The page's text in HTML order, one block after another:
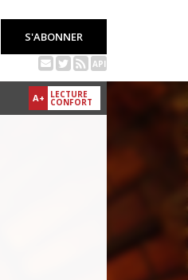
S'ABONNER
API
A+ LECTURE
CONFORT